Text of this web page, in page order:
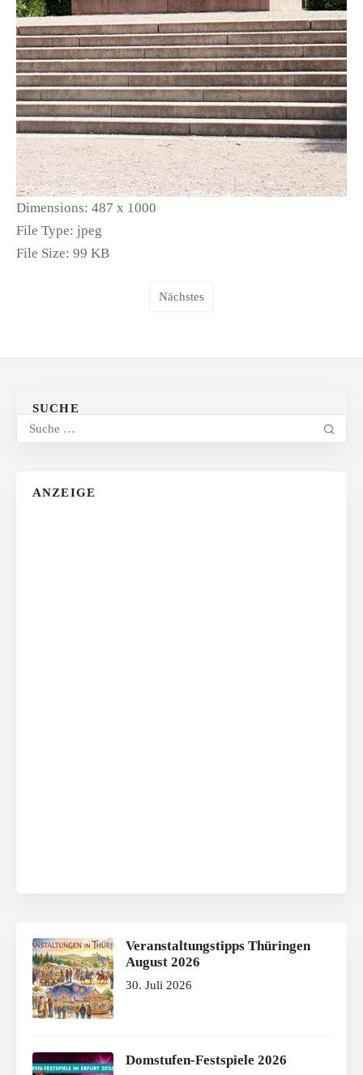
Dimensions: 487 x 1000
File Type: jpeg
File Size: 99 KB
Nächstes
SUCHE
ANZEIGE
Veranstaltungstipps Thüringen
August 2026
30. Juli 2026
Domstufen-Festspiele 2026